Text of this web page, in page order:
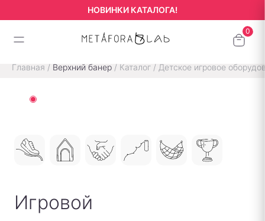
НОВИНКИ КАТАЛОГА!
Главная / Верхний банер / Каталог / Детское игровое
Игровой